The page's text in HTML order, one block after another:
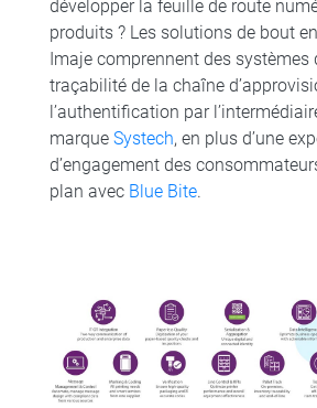
développer la feuille de route
produits ? Les solutions de bout
Imaje comprennent des systèmes
traçabilité de la chaîne
l’authentification par
marque Systech, en plus d’une
d’engagement des
plan avec Blue Bite.